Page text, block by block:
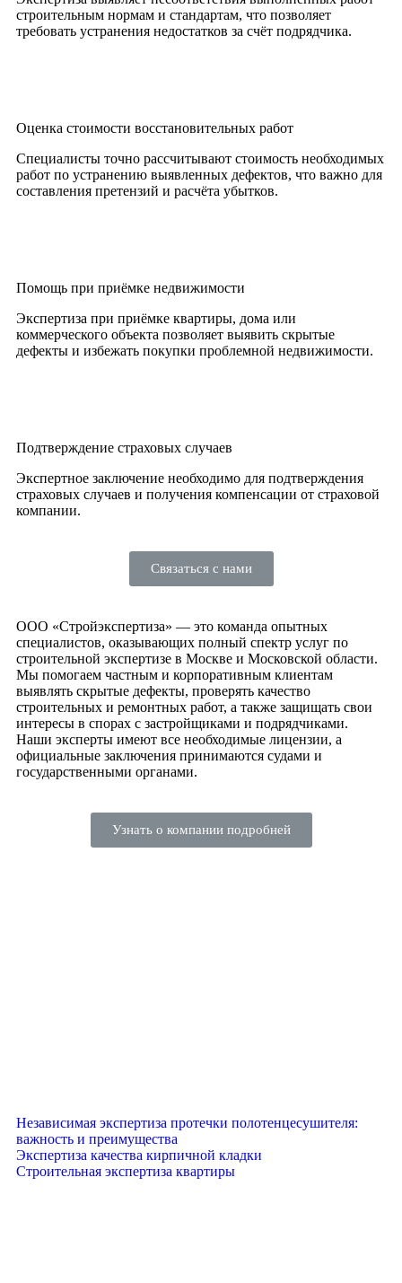
строительным нормам и стандартам, что позволяет
требовать устранения недостатков за счёт подрядчика.
Оценка стоимости восстановительных работ
Специалисты точно рассчитывают стоимость необходимых
работ по устранению выявленных дефектов, что важно для
составления претензий и расчёта убытков.
Помощь при приёмке недвижимости
Экспертиза при приёмке квартиры, дома или
коммерческого объекта позволяет выявить скрытые
дефекты и избежать покупки проблемной недвижимости.
Подтверждение страховых случаев
Экспертное заключение необходимо для подтверждения
страховых случаев и получения компенсации от страховой
компании.
Связаться с нами
ООО «Стройэкспертиза» — это команда опытных
специалистов, оказывающих полный спектр услуг по
строительной экспертизе в Москве и Московской области.
Мы помогаем частным и корпоративным клиентам
выявлять скрытые дефекты, проверять качество
строительных и ремонтных работ, а также защищать свои
интересы в спорах с застройщиками и подрядчиками.
Наши эксперты имеют все необходимые лицензии, а
официальные заключения принимаются судами и
государственными органами.
Узнать о компании подробней
Независимая экспертиза протечки полотенцесушителя:
важность и преимущества
Экспертиза качества кирпичной кладки
Строительная экспертиза квартиры